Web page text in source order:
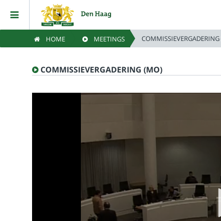
Home
Meetings
HOME MEETINGS
COMMISSIEVERGADERING (MO)